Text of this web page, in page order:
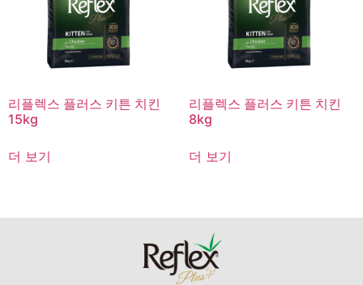
리플렉스 플러스 키튼 치킨
15kg
더 보기
리플렉스 플러스 키튼 치킨
8kg
더 보기